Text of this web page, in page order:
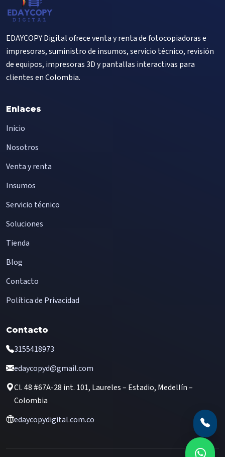
EDAYCOPY Digital ofrece venta y renta de fotocopiadoras e
impresoras, suministro de insumos, servicio técnico, revisión
de equipos, impresoras 3D y pantallas interactivas para
clientes en Colombia.
Enlaces
Inicio
Nosotros
Venta y renta
Insumos
Servicio técnico
Soluciones
Tienda
Blog
Contacto
Política de Privacidad
Contacto
3155418973
edaycopyd@gmail.com
Cl. 48 #67A-28 int. 101, Laureles – Estadio, Medellín –
Colombia
edaycopydigital.com.co